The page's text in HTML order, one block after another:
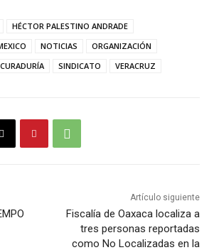
HÉCTOR PALESTINO ANDRADE
NOTICIAS
ORGANIZACIÓN
SINDICATO VERACRUZ
Artículo siguiente
Fiscalía de Oaxaca localiza a
tres personas reportadas
como No Localizadas en la